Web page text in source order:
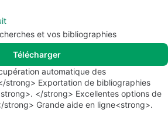
et vos bibliographies
Télécharger
automatique des
strong> Exportation de bibliographies
</strong> Excellentes options de
Grande aide en ligne<strong>.